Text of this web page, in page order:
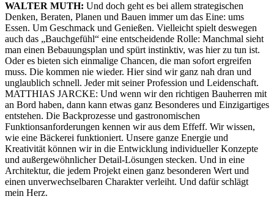
WALTER MUTH: Und doch geht es bei allem strategischen
Denken, Beraten, Planen und Bauen immer um das Eine: ums
Essen. Um Geschmack und Genießen. Vielleicht spielt deswegen
auch das „Bauchgefühl“ eine entscheidende Rolle: Manchmal sieht
man einen Bebauungsplan und spürt instinktiv, was hier zu tun ist.
Oder es bieten sich einmalige Chancen, die man sofort ergreifen
muss. Die kommen nie wieder. Hier sind wir ganz nah dran und
unglaublich schnell. Jeder mit seiner Profession und Leidenschaft.
MATTHIAS JARCKE: Und wenn wir den richtigen Bauherren mit
an Bord haben, dann kann etwas ganz Besonderes und Einzigartiges
entstehen. Die Backprozesse und gastronomischen
Funktionsanforderungen kennen wir aus dem Effeff. Wir wissen,
wie eine Bäckerei funktioniert. Unsere ganze Energie und
Kreativität können wir in die Entwicklung individueller Konzepte
und außergewöhnlicher Detail-Lösungen stecken. Und in eine
Architektur, die jedem Projekt einen ganz besonderen Wert und
einen unverwechselbaren Charakter verleiht. Und dafür schlägt
mein Herz.